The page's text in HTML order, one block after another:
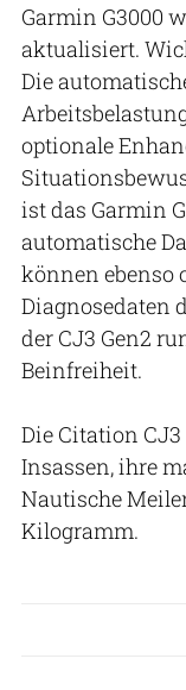
Garmin G3000
aktualisiert.
Die
optionale
ist das Garmin
automatische
können ebenso
Diagnosedaten
der CJ3 Gen2
Beinfreiheit.
Die Citation CJ3
Insassen, ihre
Nautische
Kilogramm.